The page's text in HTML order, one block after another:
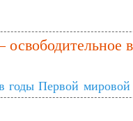
годы Первой